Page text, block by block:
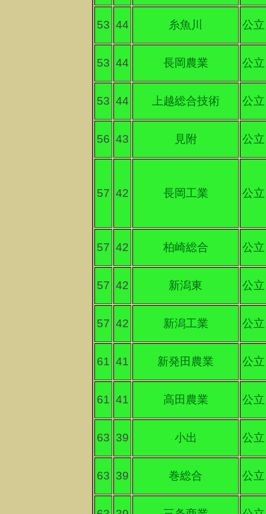
53 44 糸魚川 公立
53 44 長岡農業 公立
53 44 上越総合技術 公立
56 43 見附 公立
57 42 長岡工業 公立
57 42 柏崎総合 公立
57 42 新潟東 公立
57 42 新潟工業 公立
61 41 新発田農業 公立
61 41 高田農業 公立
63 39 小出 公立
63 39 巻総合 公立